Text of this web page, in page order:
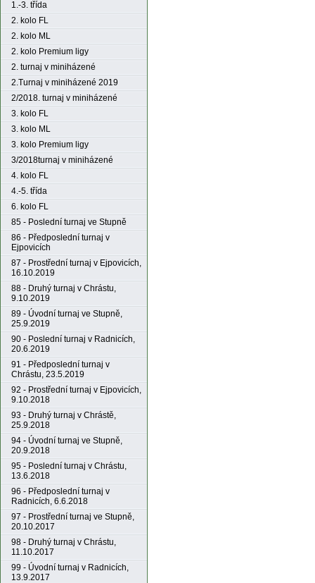
1.-3. třída
2. kolo FL
2. kolo ML
2. kolo Premium ligy
2. turnaj v miniházené
2.Turnaj v miniházené 2019
2/2018. turnaj v miniházené
3. kolo FL
3. kolo ML
3. kolo Premium ligy
3/2018turnaj v miniházené
4. kolo FL
4.-5. třída
6. kolo FL
85 - Poslední turnaj ve Stupně
86 - Předposlední turnaj v
Ejpovicích
87 - Prostřední turnaj v Ejpovicích,
16.10.2019
88 - Druhý turnaj v Chrástu,
9.10.2019
89 - Úvodní turnaj ve Stupně,
25.9.2019
90 - Poslední turnaj v Radnicích,
20.6.2019
91 - Předposlední turnaj v
Chrástu, 23.5.2019
92 - Prostřední turnaj v Ejpovicích,
9.10.2018
93 - Druhý turnaj v Chrástě,
25.9.2018
94 - Úvodní turnaj ve Stupně,
20.9.2018
95 - Poslední turnaj v Chrástu,
13.6.2018
96 - Předposlední turnaj v
Radnicích, 6.6.2018
97 - Prostřední turnaj ve Stupně,
20.10.2017
98 - Druhý turnaj v Chrástu,
11.10.2017
99 - Úvodní turnaj v Radnicích,
13.9.2017